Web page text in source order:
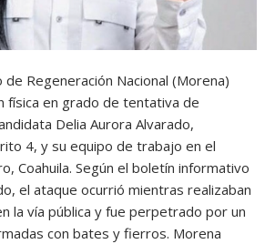
Regeneración Nacional (Morena)
física en grado de tentativa de
Delia Aurora Alvarado,
4, y su equipo de trabajo en el
Coahuila. Según el boletín informativo
el ataque ocurrió mientras realizaban
la vía pública y fue perpetrado por un
con bates y fierros. Morena